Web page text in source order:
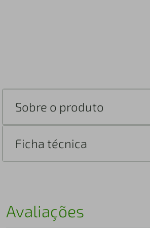
Sobre o produto
Ficha técnica
Avaliações